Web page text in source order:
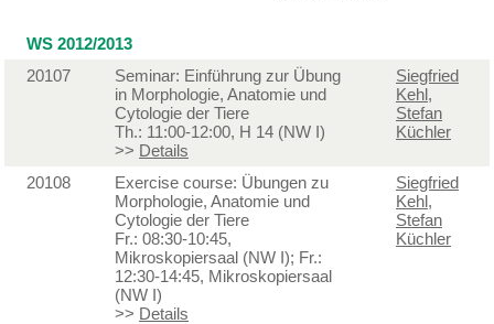
WS 2012/2013
20107
Seminar: Einführung zur Übung
in Morphologie, Anatomie und
Cytologie der Tiere
Th.: 11:00-12:00, H 14 (NW I)
>> Details
Siegfried
Kehl,
Stefan
Küchler
20108
Exercise course: Übungen zu
Morphologie, Anatomie und
Cytologie der Tiere
Fr.: 08:30-10:45,
Mikroskopiersaal (NW I); Fr.:
12:30-14:45, Mikroskopiersaal
(NW I)
>> Details
Siegfried
Kehl,
Stefan
Küchler